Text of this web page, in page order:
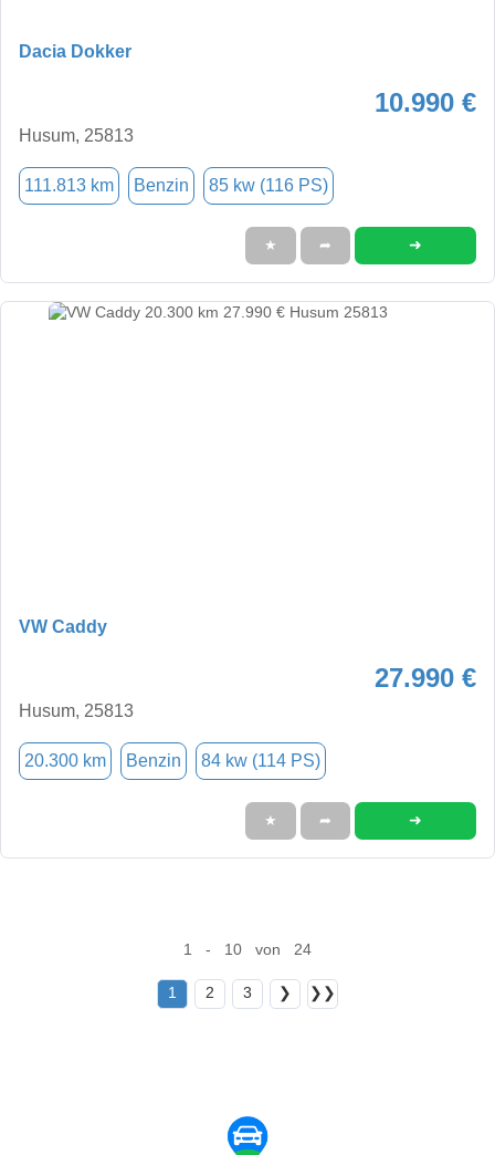
Dacia Dokker
10.990 €
Husum, 25813
111.813 km Benzin 85 kw (116 PS)
★ ➦ ➜
VW Caddy
27.990 €
Husum, 25813
20.300 km Benzin 84 kw (114 PS)
★ ➦ ➜
1 - 10 von 24
1 2 3 ❯ ❯❯